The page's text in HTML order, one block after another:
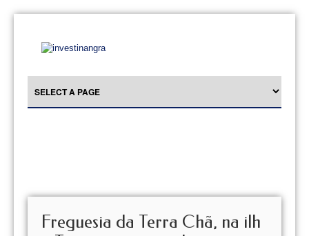
Freguesia da Terra Chã, na ilh